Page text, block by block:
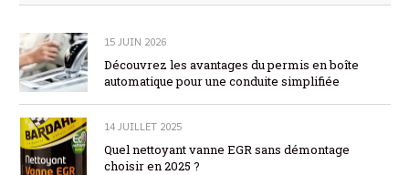
15 JUIN 2026
Découvrez les avantages du permis en boîte
automatique pour une conduite simplifiée
14 JUILLET 2025
Quel nettoyant vanne EGR sans démontage
choisir en 2025 ?